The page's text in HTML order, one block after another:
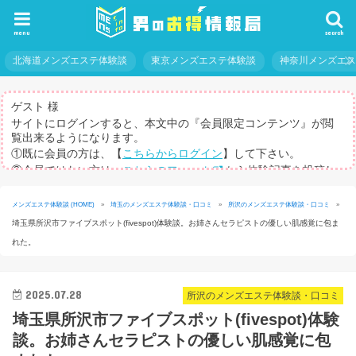
search
menu
北海道メンズエステ体験談 東京メンズエステ体験談 神奈川メンズエ
ゲスト 様
サイトにログインすると、本文中の『会員限定コンテンツ』が閲
覧出来るようになります。
①既に会員の方は、【 こちらからログイン 】して下さい。
②会員ではない方は、こちらのフォーム
から体験記事を投稿し
※体験記事が書けない方や、すべての記事を閲覧したい方のため
メンズエステ体験談 (HOME) » 埼玉のメンズエステ体験談・口コミ » 所沢のメンズエステ体験談・口コミ »
埼玉県所沢市ファイブスポット(fivespot)体験談。お姉さんセラピストの優しい肌感覚に包ま
れた。
所沢のメンズエステ体験談・口コミ
2025.07.28
埼玉県所沢市ファイブスポット(fivespot)体験
談。お姉さんセラピストの優しい肌感覚に包